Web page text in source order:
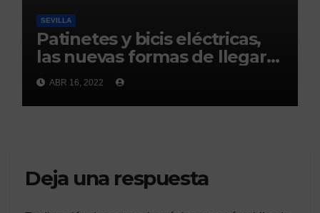
SEVILLA
Patinetes y bicis eléctricas,
las nuevas formas de llegar
este año a la Feria de Abril de
Sevilla 2022
ABR 16, 2022
Deja una respuesta